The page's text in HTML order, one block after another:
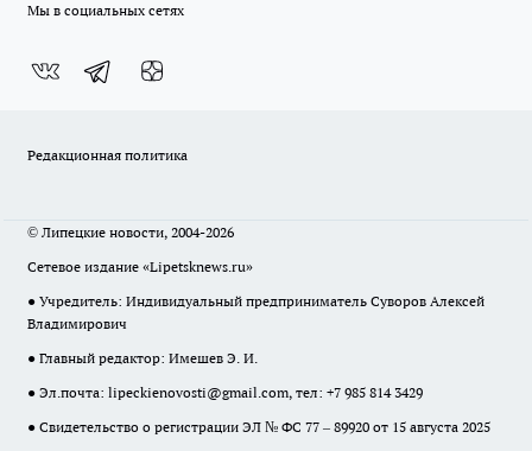
Мы в социальных сетях
Редакционная политика
© Липецкие новости, 2004-2026
Сетевое издание «Lipetsknews.ru»
● Учредитель: Индивидуальный предприниматель Суворов Алексей
Владимирович
● Главный редактор: Имешев Э. И.
● Эл.почта: lipeckienovosti@gmail.com, тел: +7 985 814 3429
● Свидетельство о регистрации ЭЛ № ФС 77 – 89920 от 15 августа 2025